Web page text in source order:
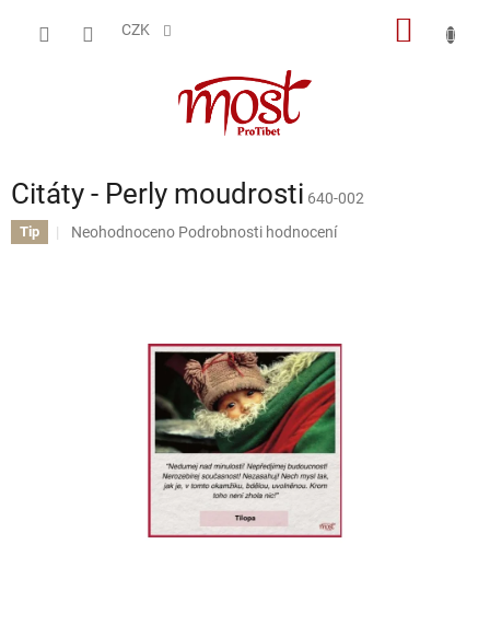
CZK
Citáty - Perly moudrosti 640-002
Tip
Průměrné
Neohodnoceno Podrobnosti hodnocení